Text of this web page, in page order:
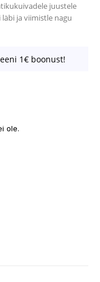
juustele
ja viimistle nagu
1€ boonust!
ole.